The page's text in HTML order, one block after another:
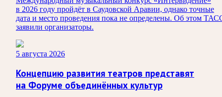
в 2026 году пройдёт в Саудовской Аравии, однако точные
дата и место проведения пока не определены. Об этом
заявили организаторы.
5 августа 2026
Концепцию развития театров представят
на Форуме объединённых культур